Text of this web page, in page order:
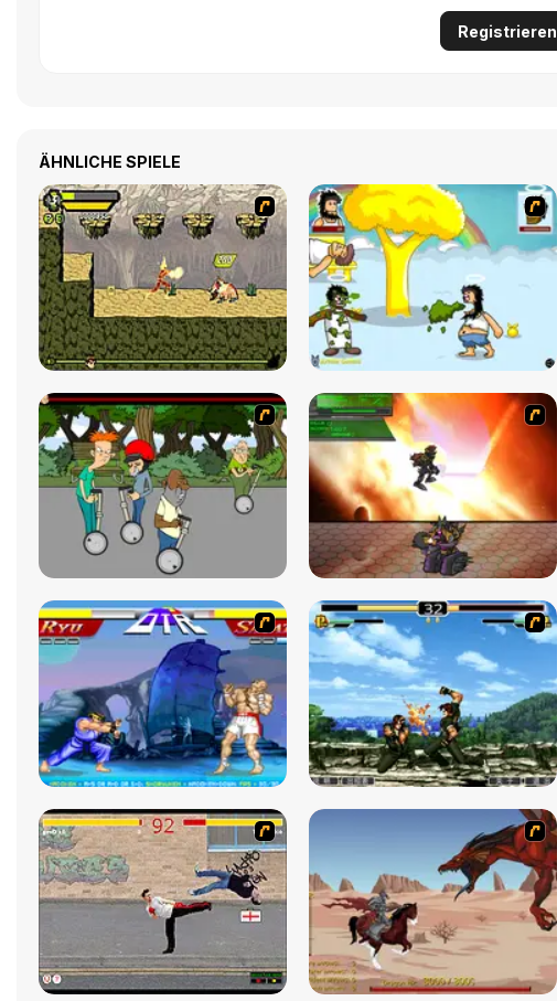
Registrieren
ÄHNLICHE SPIELE